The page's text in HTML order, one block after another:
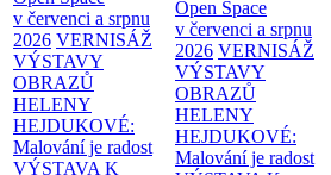
v červenci a srpnu
2026 VERNISÁŽ
VÝSTAVY
OBRAZŮ
HELENY
HEJDUKOVÉ:
Malování je radost
VÝSTAVA K
Open Space
v červenci a srpnu
2026 VERNISÁŽ
VÝSTAVY
OBRAZŮ
HELENY
HEJDUKOVÉ:
Malování je radost